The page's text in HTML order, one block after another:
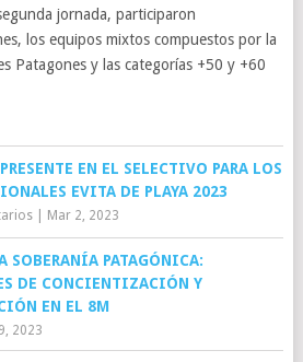
jornada, participaron
los equipos mixtos compuestos por la
Patagones y las categorías +50 y +60
EN EL SELECTIVO PARA LOS
EVITA DE PLAYA 2023
| Mar 2, 2023
SOBERANÍA PATAGÓNICA:
DE CONCIENTIZACIÓN Y
EN EL 8M
2023